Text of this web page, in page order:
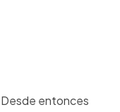
Desde entonces